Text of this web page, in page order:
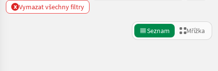
x Vymazat všechny filtry
Seznam Mřížka